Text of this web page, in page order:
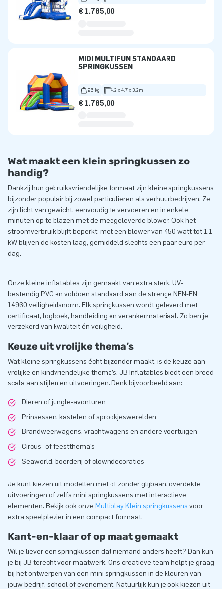
€ 1.785,00
MIDI MULTIFUN STANDAARD
SPRINGKUSSEN
96 kg 4.2 x 4.7 x 3.2m
€ 1.785,00
Wat maakt een klein springkussen zo
handig?
Dankzij hun gebruiksvriendelijke formaat zijn kleine springkussens
bijzonder populair bij zowel particulieren als verhuurbedrijven. Ze
zijn licht van gewicht, eenvoudig te vervoeren en in enkele
minuten op te blazen met de meegeleverde blower. Ook het
stroomverbruik blijft beperkt: met een blower van 450 watt tot 1,1
kW blijven de kosten laag, gemiddeld slechts een paar euro per
dag.
Onze kleine inflatables zijn gemaakt van extra sterk, UV-
bestendig PVC en voldoen standaard aan de strenge NEN-EN
14960 veiligheidsnorm. Elk springkussen wordt geleverd met
certificaat, logboek, handleiding en verankermateriaal. Zo ben je
verzekerd van kwaliteit én veiligheid.
Keuze uit vrolijke thema’s
Wat kleine springkussens écht bijzonder maakt, is de keuze aan
vrolijke en kindvriendelijke thema’s. JB Inflatables biedt een breed
scala aan stijlen en uitvoeringen. Denk bijvoorbeeld aan:
Dieren of jungle-avonturen
Prinsessen, kastelen of sprookjeswerelden
Brandweerwagens, vrachtwagens en andere voertuigen
Circus- of feestthema’s
Seaworld, boerderij of clowndecoraties
Je kunt kiezen uit modellen met of zonder glijbaan, overdekte
uitvoeringen of zelfs mini springkussens met interactieve
elementen. Bekijk ook onze Multiplay Klein springkussens voor
extra speelplezier in een compact formaat.
Kant-en-klaar of op maat gemaakt
Wil je liever een springkussen dat niemand anders heeft? Dan kun
je bij JB terecht voor maatwerk. Ons creatieve team helpt je graag
bij het ontwerpen van een mini springkussen in de kleuren van
jouw bedrijf, school of evenement. Natuurlijk kun je ook kiezen uit